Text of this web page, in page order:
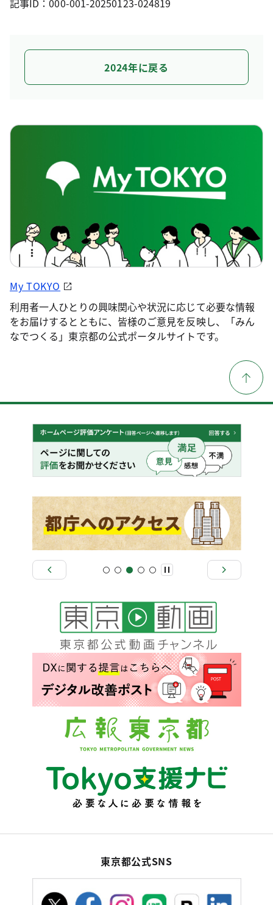
記事ID：000-001-20250123-024819
2024年に戻る
My TOKYO
利用者一人ひとりの興味関心や状況に応じて必要な情報
をお届けするとともに、皆様のご意見を反映し、「みん
なでつくる」東京都の公式ポータルサイトです。
東京都公式SNS